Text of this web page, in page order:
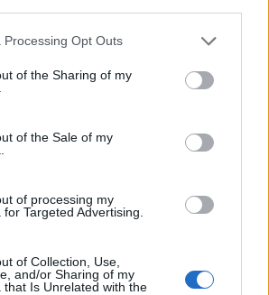
Processing Opt Outs
of the Sharing of my
of the Sale of my
of processing my
Targeted Advertising.
of Collection, Use,
and/or Sharing of my
that Is Unrelated with the
Ménopause et
problèmes urinaires : le
sous-vêtements à
découvrir
Ménopause précoce : le
en place avant la fin janvier ?
1 patient hospitalisé sur 4 est rétabli un an